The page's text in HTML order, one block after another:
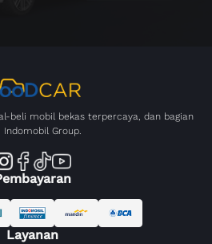
beli mobil bekas terpercaya, dan bagian
Indomobil Group.
Layanan